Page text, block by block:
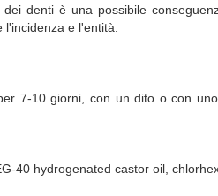
denti è una possibile
e l'entità.
7-10 giorni, con un dito o con
40 hydrogenated castor oil,